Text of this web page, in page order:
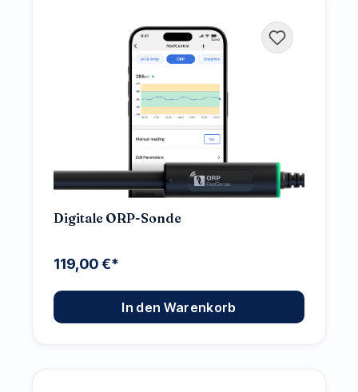
Digitale ORP-Sonde
119,00 €*
In den Warenkorb